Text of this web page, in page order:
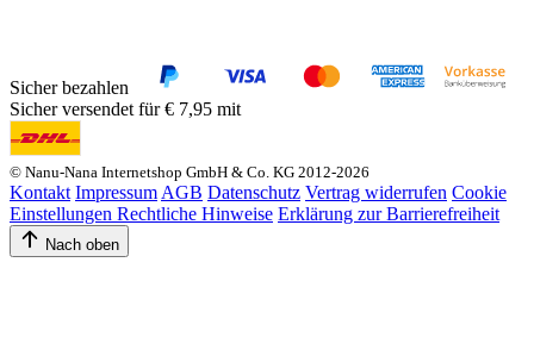
Sicher bezahlen
Sicher versendet für € 7,95 mit
© Nanu-Nana Internetshop GmbH & Co. KG 2012-2026
Kontakt Impressum AGB Datenschutz Vertrag widerrufen Cookie
Einstellungen Rechtliche Hinweise Erklärung zur Barrierefreiheit
Nach oben